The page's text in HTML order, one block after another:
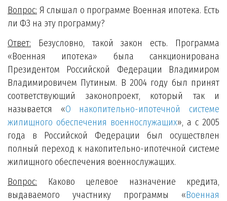
Вопрос: Я слышал о программе Военная ипотека. Есть
ли ФЗ на эту программу?
Ответ: Безусловно, такой закон есть. Программа
«Военная ипотека» была санкционирована
Президентом Российской Федерации Владимиром
Владимировичем Путиным. В 2004 году был принят
соответствующий законопроект, который так и
называется «О накопительно-ипотечной системе
жилищного обеспечения военнослужащих», а с 2005
года в Российской Федерации был осуществлен
полный переход к накопительно-ипотечной системе
жилищного обеспечения военнослужащих.
Вопрос: Каково целевое назначение кредита,
выдаваемого участнику программы «Военная